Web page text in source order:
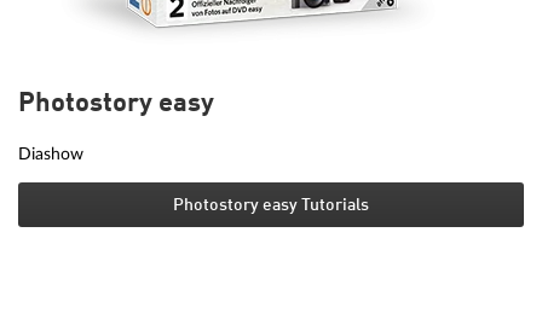
Photostory easy
Diashow
Photostory easy Tutorials